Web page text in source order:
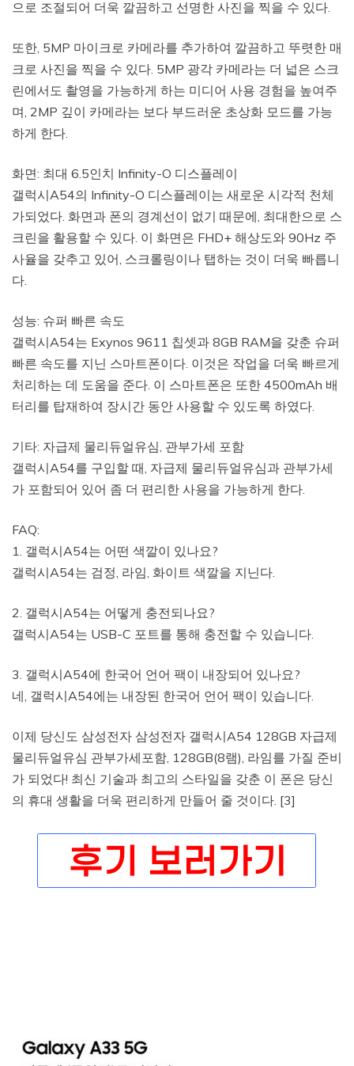
으로 조절되어 더욱 깔끔하고 선명한 사진을 찍을 수 있다.
또한, 5MP 마이크로 카메라를 추가하여 깔끔하고 뚜렷한 매
크로 사진을 찍을 수 있다. 5MP 광각 카메라는 더 넓은 스크
린에서도 촬영을 가능하게 하는 미디어 사용 경험을 높여주
며, 2MP 깊이 카메라는 보다 부드러운 초상화 모드를 가능
하게 한다.
화면: 최대 6.5인치 Infinity-O 디스플레이
갤럭시A54의 Infinity-O 디스플레이는 새로운 시각적 천체
가되었다. 화면과 폰의 경계선이 없기 때문에, 최대한으로 스
크린을 활용할 수 있다. 이 화면은 FHD+ 해상도와 90Hz 주
사율을 갖추고 있어, 스크롤링이나 탭하는 것이 더욱 빠릅니
다.
성능: 슈퍼 빠른 속도
갤럭시A54는 Exynos 9611 칩셋과 8GB RAM을 갖춘 슈퍼
빠른 속도를 지닌 스마트폰이다. 이것은 작업을 더욱 빠르게
처리하는 데 도움을 준다. 이 스마트폰은 또한 4500mAh 배
터리를 탑재하여 장시간 동안 사용할 수 있도록 하였다.
기타: 자급제 물리듀얼유심, 관부가세 포함
갤럭시A54를 구입할 때, 자급제 물리듀얼유심과 관부가세
가 포함되어 있어 좀 더 편리한 사용을 가능하게 한다.
FAQ:
1. 갤럭시A54는 어떤 색깔이 있나요?
갤럭시A54는 검정, 라임, 화이트 색깔을 지닌다.
2. 갤럭시A54는 어떻게 충전되나요?
갤럭시A54는 USB-C 포트를 통해 충전할 수 있습니다.
3. 갤럭시A54에 한국어 언어 팩이 내장되어 있나요?
네, 갤럭시A54에는 내장된 한국어 언어 팩이 있습니다.
이제 당신도 삼성전자 삼성전자 갤럭시A54 128GB 자급제
물리듀얼유심 관부가세포함, 128GB(8램), 라임를 가질 준비
가 되었다! 최신 기술과 최고의 스타일을 갖춘 이 폰은 당신
의 휴대 생활을 더욱 편리하게 만들어 줄 것이다. [3]